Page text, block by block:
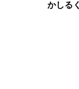
かしる